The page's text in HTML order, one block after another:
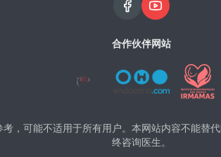
合作伙伴网站
，可能不适用于所有用户。本网站内容不能替
终咨询医生。